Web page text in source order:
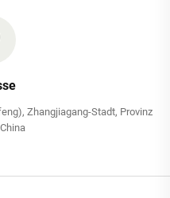
Zhangjiagang-Stadt, Provinz